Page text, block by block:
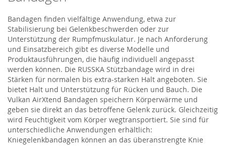
Bandagen finden vielfältige Anwendung, etwa zur
Stabilisierung bei Gelenkbeschwerden oder zur
Unterstützung der Rumpfmuskulatur. Je nach Anforderung
und Einsatzbereich gibt es diverse Modelle und
Produktausführungen, die häufig individuell angepasst
werden können. Die RUSSKA Stützbandage wird in drei
Stärken für normalen bis extra-starken Halt angeboten. Sie
bietet Halt und Unterstützung für Rücken und Bauch. Die
Vulkan AirXtend Bandagen speichern Körperwärme und
geben sie direkt an das betroffene Gelenk zurück. Gleichzeitig
wird Feuchtigkeit vom Körper wegtransportiert. Sie sind für
unterschiedliche Anwendungen erhältlich:
Kniegelenkbandagen können an das überanstrengte Knie